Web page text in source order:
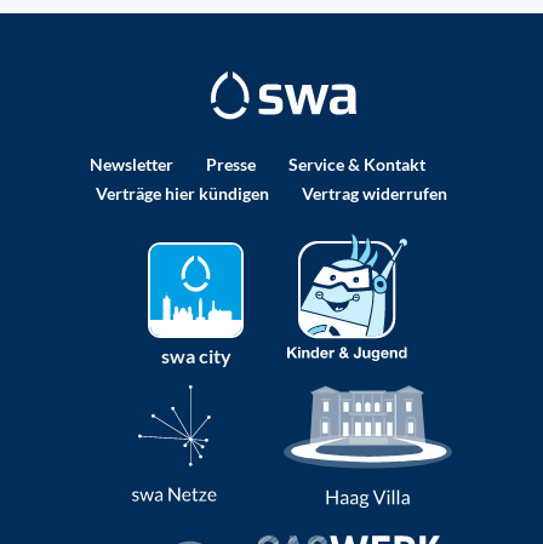
Newsletter Presse
Service & Kontakt
Verträge hier kündigen
Vertrag widerrufen
swa city